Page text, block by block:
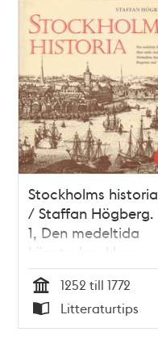
Stockholms historia
/ Staffan Högberg.
1, Den medeltida
köpstaden. Hans
nådes stad.
Stormaktens
huvudstad.
Borgarnas stad.
Tid
1252 till 1772
Typ
Litteraturtips